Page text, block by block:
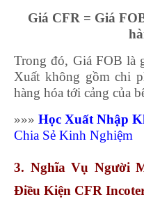
Giá CFR = Giá
Trong đó, Giá FOB là
Xuất không gồm chi
hàng hóa tới cảng của
»»» Học Xuất Nhập
Chia Sẻ Kinh Nghiệm
3. Nghĩa Vụ Người
Điều Kiện CFR